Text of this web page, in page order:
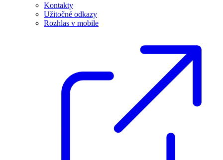
Kontakty
Užitočné odkazy
Rozhlas v mobile